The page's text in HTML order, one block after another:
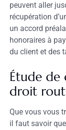
peuvent aller
récupération
un accord
honoraires à
du client et des
Étude de
droit
Que vous vous
il faut savoir